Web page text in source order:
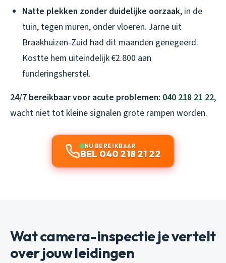
Natte plekken zonder duidelijke oorzaak, in de
tuin, tegen muren, onder vloeren. Jarne uit
Braakhuizen-Zuid had dit maanden genegeerd.
Kostte hem uiteindelijk €2.800 aan
funderingsherstel.
24/7 bereikbaar voor acute problemen: 040 218 21 22,
wacht niet tot kleine signalen grote rampen worden.
NU BEREIKBAAR
BEL 040 218 21 22
Wat camera-inspectie je vertelt
over jouw leidingen